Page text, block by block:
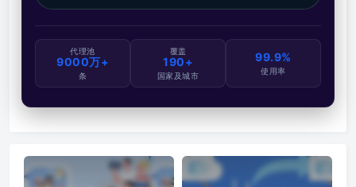
代理池
9000万+
条
覆盖
190+
国家及城市
99.9%
使用率